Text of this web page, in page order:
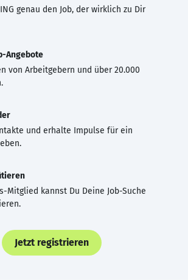
genau den Job, der wirklich zu Dir
Angebote
von Arbeitgebern und über 20.000
und erhalte Impulse für ein
Mitglied kannst Du Deine Job-Suche
Jetzt registrieren